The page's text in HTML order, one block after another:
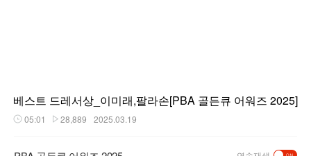
베스트 드레서상_이미래,팔라손[PBA 골든큐 어워즈 2025]
05:01 28,889 2025.03.19